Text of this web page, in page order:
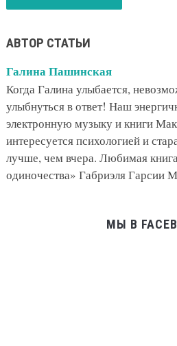
АВТОР СТАТЬИ
Галина Пашинская
Когда Галина улыбается,
улыбнуться в ответ! Наш
электронную музыку и книги
интересуется психологией и
лучше, чем вчера. Любимая
одиночества» Габриэля Гарсии
МЫ В